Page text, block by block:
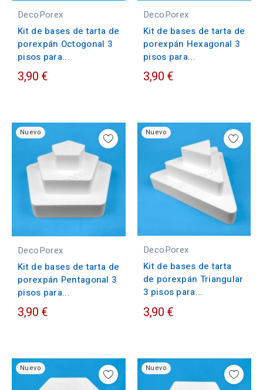
DecoPorex
Kit de bases de tarta de
porexpán Octogonal 3
pisos para...
3,90 €
DecoPorex
Kit de bases de tarta de
porexpán Hexagonal 3
pisos para...
3,90 €
Nuevo
DecoPorex
Kit de bases de tarta de
porexpán Pentagonal 3
pisos para...
3,90 €
Nuevo
DecoPorex
Kit de bases de tarta
de porexpán Triangular
3 pisos para...
3,90 €
Nuevo Nuevo